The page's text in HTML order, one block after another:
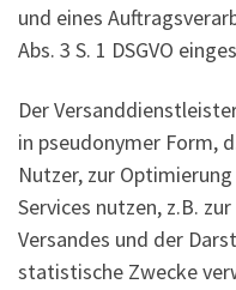
und eines
Abs. 3 S. 1 DSGVO
Der
in pseudonymer Form,
Nutzer, zur
Services nutzen, z.B.
Versandes und der
statistische Zwecke